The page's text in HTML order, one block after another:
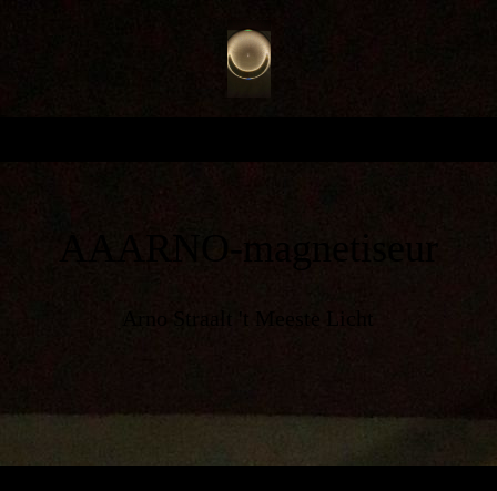
AAARNO-magnetiseur
Arno Straalt 't Meeste Licht